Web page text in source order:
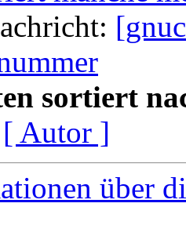
sortiert
[ Autor ]
über